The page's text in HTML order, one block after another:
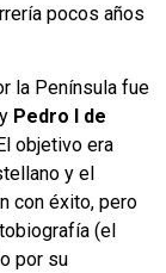
pocos años
la Península fue
Pedro I de
objetivo era
y el
con éxito, pero
(el
por su